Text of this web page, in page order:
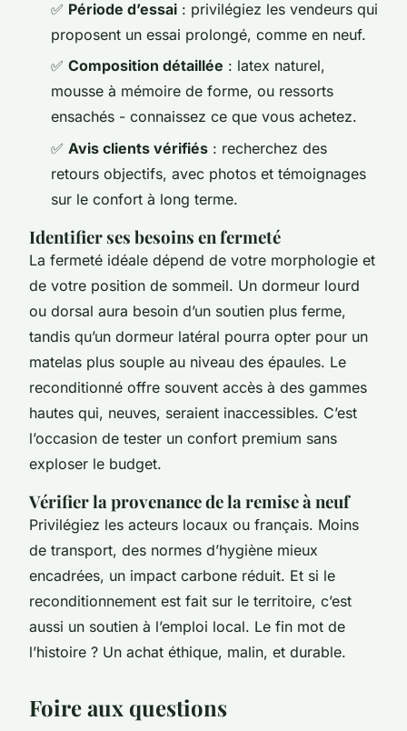
✅ Période d’essai : privilégiez les vendeurs qui
proposent un essai prolongé, comme en neuf.
✅ Composition détaillée : latex naturel,
mousse à mémoire de forme, ou ressorts
ensachés - connaissez ce que vous achetez.
✅ Avis clients vérifiés : recherchez des
retours objectifs, avec photos et témoignages
sur le confort à long terme.
Identifier ses besoins en fermeté
La fermeté idéale dépend de votre morphologie et
de votre position de sommeil. Un dormeur lourd
ou dorsal aura besoin d’un soutien plus ferme,
tandis qu’un dormeur latéral pourra opter pour un
matelas plus souple au niveau des épaules. Le
reconditionné offre souvent accès à des gammes
hautes qui, neuves, seraient inaccessibles. C’est
l’occasion de tester un confort premium sans
exploser le budget.
Vérifier la provenance de la remise à neuf
Privilégiez les acteurs locaux ou français. Moins
de transport, des normes d’hygiène mieux
encadrées, un impact carbone réduit. Et si le
reconditionnement est fait sur le territoire, c’est
aussi un soutien à l’emploi local. Le fin mot de
l’histoire ? Un achat éthique, malin, et durable.
Foire aux questions